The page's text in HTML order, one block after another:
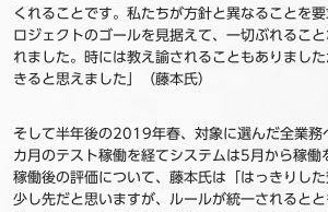
くれることです。私たちが方針と異なることを
ロジェクトのゴールを見据えて、一切ぶれるこ
れました。時には教え諭されることもありまし
きると思えました」（藤本氏）
そして半年後の2019年春、対象に選んだ全業務
カ月のテスト稼働を経てシステムは5月から稼働
稼働後の評価について、藤本氏は「はっきりし
少し先だと思いますが、ルールが統一されると